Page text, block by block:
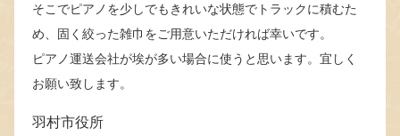
そこでピアノを少しでもきれいな状態でトラックに積むた
め、固く絞った雑巾をご用意いただければ幸いです。
ピアノ運送会社が埃が多い場合に使うと思います。宜しく
お願い致します。
羽村市役所